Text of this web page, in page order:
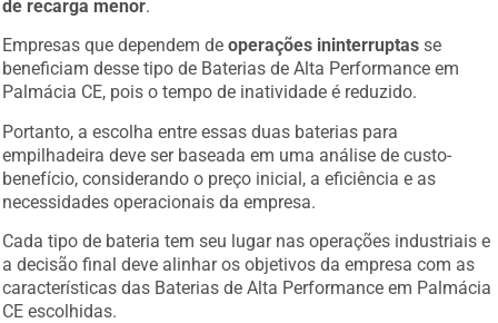
Empresas que dependem deoperações ininterruptas se
beneficiam desse tipo de Baterias de Alta Performance em
Palmácia CE, pois o tempo de inatividade é reduzido.
Portanto, a escolha entre essas duas baterias para
empilhadeira deve ser baseada em uma análise de custo-
benefício, considerando o preço inicial, a eficiência e as
necessidades operacionais da empresa.
Cada tipo de bateria tem seu lugar nas operações industriais e
a decisão final deve alinhar os objetivos da empresa com as
características das Baterias de Alta Performance em Palmácia
CE escolhidas.